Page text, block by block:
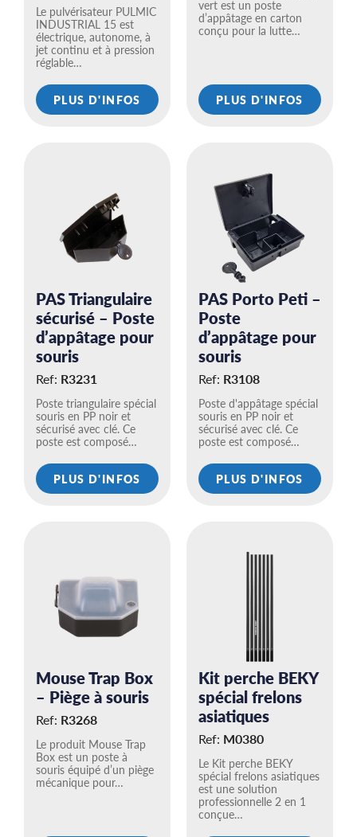
Le pulvérisateur PULMIC
INDUSTRIAL 15 est
électrique, autonome, à
jet continu et à pression
réglable…
PLUS D'INFOS
vert est un poste
d’appâtage en carton
conçu pour la lutte…
PLUS D'INFOS
PAS Triangulaire
sécurisé – Poste
d’appâtage pour
souris
Ref: R3231
Poste triangulaire spécial
souris en PP noir et
sécurisé avec clé. Ce
poste est composé…
PLUS D'INFOS
PAS Porto Peti –
Poste
d’appâtage pour
souris
Ref: R3108
Poste d'appâtage spécial
souris en PP noir et
sécurisé avec clé. Ce
poste est composé…
PLUS D'INFOS
Mouse Trap Box
– Piège à souris
Ref: R3268
Le produit Mouse Trap
Box est un poste à
souris équipé d’un piège
mécanique pour…
Kit perche BEKY
spécial frelons
asiatiques
Ref: M0380
Le Kit perche BEKY
spécial frelons asiatiques
est une solution
professionnelle 2 en 1
conçue…